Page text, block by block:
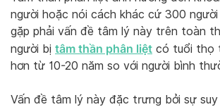
người hoặc nói cách khác cứ 300 người
gặp phải vấn đề tâm lý này trên toàn
người bị tâm thần phân liệt có tuổi thọ
hơn từ 10-20 năm so với người bình
Vấn đề tâm lý này đặc trưng bởi sự